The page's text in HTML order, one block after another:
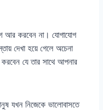
আর করবেন না। যোগাযোগ
দেখা হয়ে গেলে অচেনা
যে তার সাথে আপনার
যখন নিজেকে ভালোবাসতে